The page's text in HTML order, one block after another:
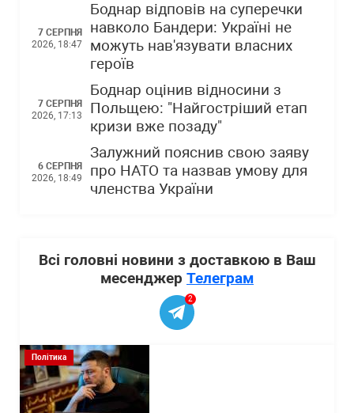
7 СЕРПНЯ
2026, 18:47
Боднар відповів на суперечки
навколо Бандери: Україні не
можуть нав'язувати власних
героїв
7 СЕРПНЯ
2026, 17:13
Боднар оцінив відносини з
Польщею: "Найгостріший етап
кризи вже позаду"
6 СЕРПНЯ
2026, 18:49
Залужний пояснив свою заяву
про НАТО та назвав умову для
членства України
Всі головні новини з доставкою в Ваш
месенджер Телеграм
2
Політика